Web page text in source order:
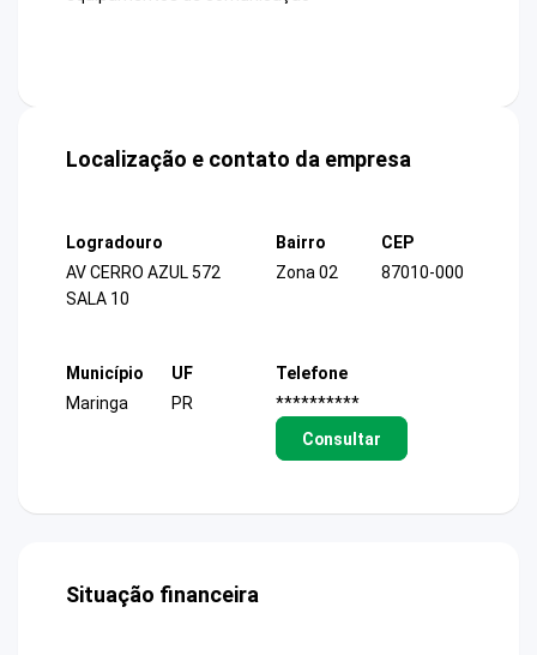
Localização e contato da empresa
Logradouro
AV CERRO AZUL 572
SALA 10
Bairro
Zona 02
CEP
87010-000
Município
Maringa
UF
PR
Telefone
**********
Consultar
Situação financeira